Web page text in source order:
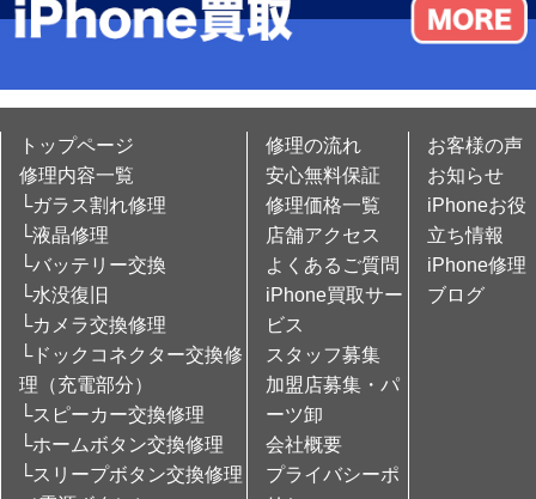
トップページ
修理内容一覧
└ガラス割れ修理
└液晶修理
└バッテリー交換
└水没復旧
└カメラ交換修理
└ドックコネクター交換修
理（充電部分）
└スピーカー交換修理
└ホームボタン交換修理
└スリープボタン交換修理
修理の流れ
安心無料保証
修理価格一覧
店舗アクセス
よくあるご質問
iPhone買取サー
ビス
スタッフ募集
加盟店募集・パ
ーツ卸
会社概要
プライバシーポ
お客様の声
お知らせ
iPhoneお役
立ち情報
iPhone修理
ブログ